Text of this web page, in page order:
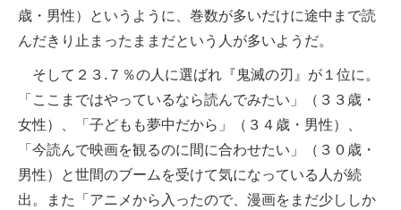
歳・男性）というように、巻数が多いだけに途中まで読
んだきり止まったままだという人が多いようだ。
そして２３.７％の人に選ばれ『鬼滅の刃』が１位に。
「ここまではやっているなら読んでみたい」（３３歳・
女性）、「子どもも夢中だから」（３４歳・男性）、
「今読んで映画を観るのに間に合わせたい」（３０歳・
男性）と世間のブームを受けて気になっている人が続
出。また「アニメから入ったので、漫画をまだ少ししか